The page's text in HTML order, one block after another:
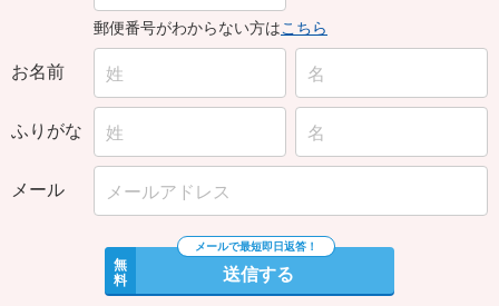
郵便番号がわからない方はこちら
お名前
ふりがな
メール
無
料 送信する